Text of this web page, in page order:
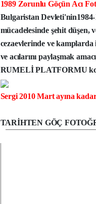
1989 Zorunlu Göçün Acı
Bulgaristan Devleti'nin1984-
mücadelesinde şehit
cezaevlerinde ve
ve acılarını paylaşmak
RUMELİ PLATFORMU
Sergi 2010 Mart ayına
TARİHTEN GÖÇ